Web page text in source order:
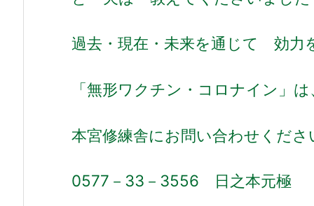
過去・現在・未来を通じて 効力
「無形ワクチン・コロナイン」は
本宮修練舎にお問い合わせくださ
0577－33－3556 日之本元極